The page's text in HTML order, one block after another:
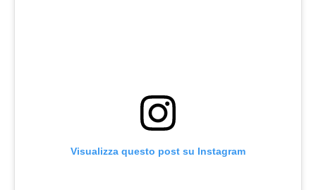
Visualizza questo post su Instagram